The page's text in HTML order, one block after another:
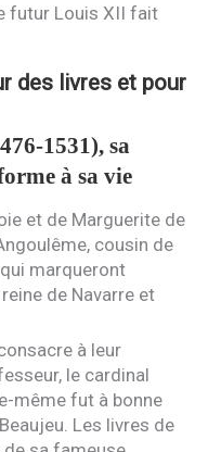
futur Louis XII fait
des livres et pour
1531), sa
à sa vie
et de Marguerite de
cousin de
marqueront
de Navarre et
à leur
le cardinal
même fut à bonne
Les livres de